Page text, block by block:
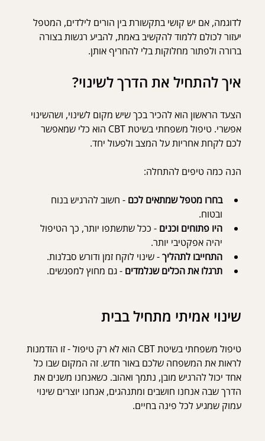
לדוגמה, אם יש קושי בתקשורת בין הורים לילדים, המטפל
יעזור לכולם ללמוד להקשיב באמת, להביע רגשות בצורה
ברורה ולפתור מחלוקות בלי להחריף אותן.
איך להתחיל את הדרך לשינוי?
הצעד הראשון הוא להכיר בכך שיש מקום לשינוי, ושהשינוי
אפשרי. טיפול משפחתי בשיטת CBT הוא כלי שמאפשר
לכם לקחת אחריות על המצב ולפעול יחד.
הנה כמה טיפים להתחלה:
בחרו מטפל שמתאים לכם - חשוב להרגיש בנוח
ובטוח.
היו פתוחים וכנים - ככל שתשתפו יותר, כך הטיפול
יהיה אפקטיבי יותר.
התחייבו לתהליך - שינוי לוקח זמן ודורש סבלנות.
תרגלו את הכלים שנלמדים - גם מחוץ למפגשים.
שינוי אמיתי מתחיל בבית
טיפול משפחתי בשיטת CBT הוא לא רק טיפול - זו הזדמנות
לראות את המשפחה שלכם באור חדש. זה המקום שבו כל
אחד יכול להרגיש מובן, נתמך ואהוב. כשאנחנו משנים את
הדרך שבה אנחנו חושבים ומתנהגים, אנחנו יוצרים שינוי
עמוק שמגיע לכל פינה בחיים.